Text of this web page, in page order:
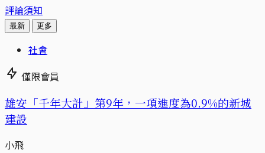
評論須知
最新 更多
社會
僅限會員
​​雄安「千年大計」第9年，一項進度為0.9%的新城
建設
小飛